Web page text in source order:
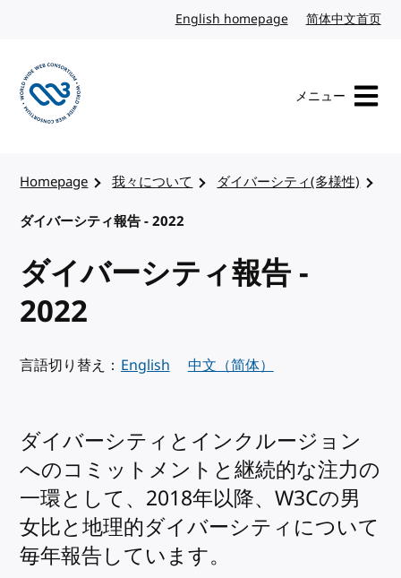
English homepage英語简体中文首页中
メニュー
Homepage 我々について
ダイバーシティ(多様性)
ダイバーシティ報告 - 2022
ダイバーシティ報告 -
2022
言語切り替え： English 中文（简体）
ダイバーシティとインクルージョン
へのコミットメントと継続的な注力の
一環として、2018年以降、W3Cの男
女比と地理的ダイバーシティについて
毎年報告しています。